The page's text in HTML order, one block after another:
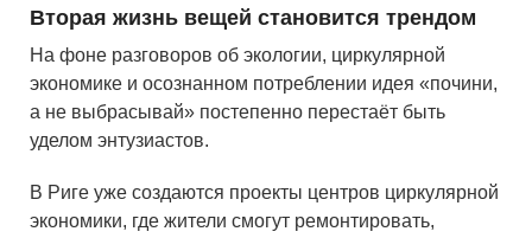
Вторая жизнь вещей становится трендом
На фоне разговоров об экологии, циркулярной
экономике и осознанном потреблении идея «почини,
а не выбрасывай» постепенно перестаёт быть
уделом энтузиастов.
В Риге уже создаются проекты центров циркулярной
экономики, где жители смогут ремонтировать,